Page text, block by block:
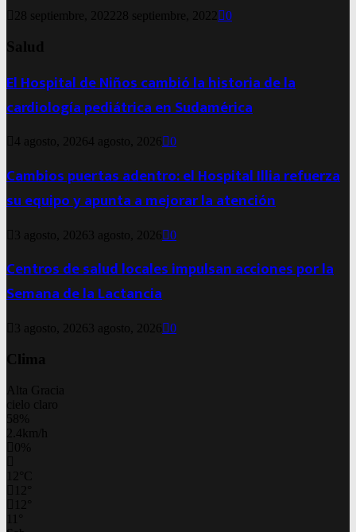
28 septiembre, 2022 28 septiembre, 2022 0
Salud
El Hospital de Niños cambió la historia de la
cardiología pediátrica en Sudamérica
4 agosto, 20264 agosto, 2026 0
Cambios puertas adentro: el Hospital Illia refuerza
su equipo y apunta a mejorar la atención
3 agosto, 2026 3 agosto, 2026 0
Centros de salud locales impulsan acciones por la
Semana de la Lactancia
3 agosto, 2026 3 agosto, 2026 0
Clima
Alta Gracia
cielo claro
58%
2.4km/h
0%
C